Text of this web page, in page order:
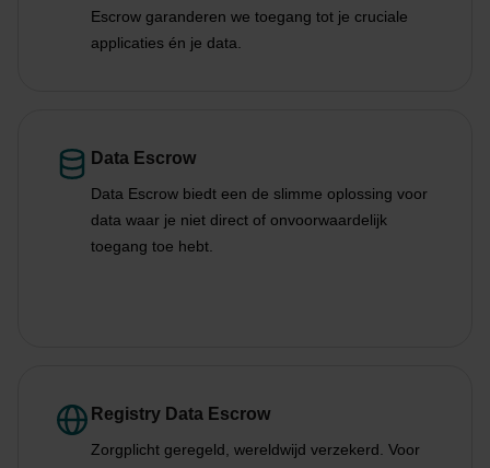
Escrow garanderen we toegang tot je cruciale
applicaties én je data.
Data Escrow
Data Escrow biedt een de slimme oplossing voor
data waar je niet direct of onvoorwaardelijk
toegang toe hebt.
Registry Data Escrow
Zorgplicht geregeld, wereldwijd verzekerd. Voor